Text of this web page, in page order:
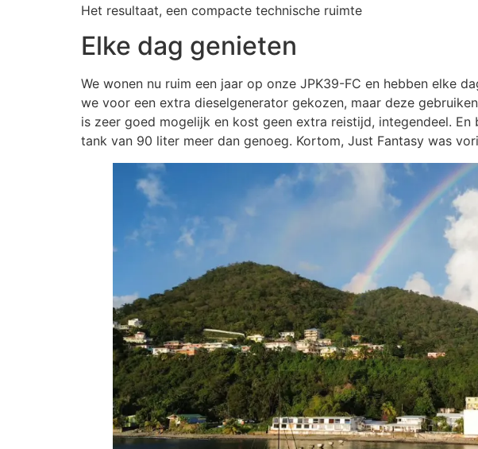
Het resultaat, een compacte technische ruimte
Elke dag genieten
We wonen nu ruim een jaar op onze JPK39-FC en hebben elke
we voor een extra dieselgenerator gekozen, maar deze
is zeer goed mogelijk en kost geen extra reistijd, integendeel.
tank van 90 liter meer dan genoeg. Kortom, Just Fantasy was